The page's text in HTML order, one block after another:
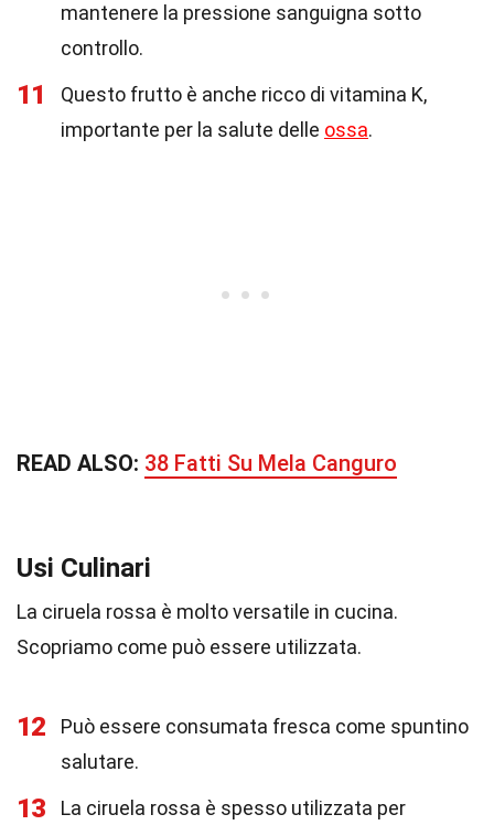
mantenere la pressione sanguigna sotto
controllo.
11
Questo frutto è anche ricco di vitamina K,
importante per la salute delle ossa.
READ ALSO: 38 Fatti Su Mela Canguro
Usi Culinari
La ciruela rossa è molto versatile in cucina.
Scopriamo come può essere utilizzata.
12
Può essere consumata fresca come spuntino
salutare.
13 La ciruela rossa è spesso utilizzata per